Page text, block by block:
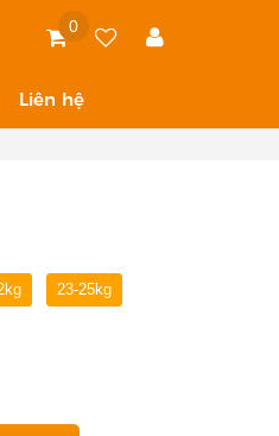
0
Liên hệ
23-25kg